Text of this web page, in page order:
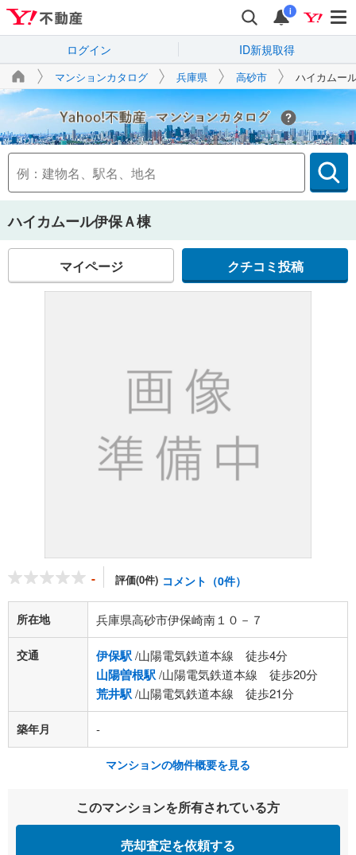
i
ログイン ID新規取得
マンションカタログ 兵庫県 高砂市 ハイカムー
Yahoo!不動産
ハイカムール伊保Ａ棟
マイページ クチコミ投稿
- 評価(0件) コメント（0件）
所在地 兵庫県高砂市伊保崎南１０－７
交通 伊保駅/山陽電気鉄道本線 徒歩4分
山陽曽根駅/山陽電気鉄道本線 徒歩20分
荒井駅/山陽電気鉄道本線 徒歩21分
築年月 -
マンションの物件概要を見る
このマンションを所有されている方
売却査定を依頼する